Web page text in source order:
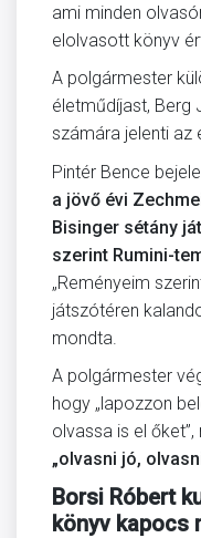
ami minden
elolvasott könyv
A polgármester
életműdíjast, Berg
számára jelenti az
Pintér Bence
a jövő évi
Bisinger sétány
szerint Rumini-
„Reményeim
játszótéren
mondta.
A polgármester
hogy „lapozzon
olvassa is el
„olvasni jó,
Borsi Róbert
könyv kapocs